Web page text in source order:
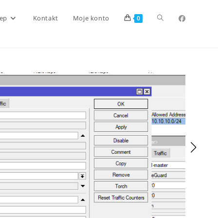
Kontakt Moje konto 0 Toggle